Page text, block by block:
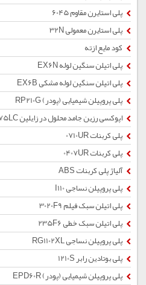
پلی استایرن مقاوم 6045
پلی استایرن معمولی 32N
کود مایع ازته
پلی اتیلن سنگین لوله EX6N
پلی اتیلن سنگین لوله مشکی EX6B
پلی پروپیلن شیمیایی (پودر) RP210G
اپوکسی رزین جامد محلول در زایلین E1X75LC
پلی کربنات 0710UR
پلی کربنات 0407UR
آلیاژ پلی کربنات ABS
پلی پروپیلن نساجی I110
پلی اتیلن سبک فیلم 3020F9
پلی اتیلن سبک خطی 235F6
پلی پروپیلن نساجی RG1102XL
پلی بوتادین رابر 1210S
پلی پروپیلن شیمیایی (پودر) EPD60R